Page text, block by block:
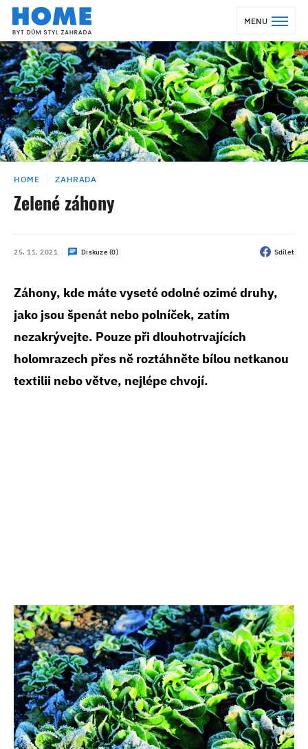
MENU
HOME ZAHRADA
Zelené záhony
25. 11. 2021 Diskuze (0) Sdílet
Záhony, kde máte vyseté odolné ozimé druhy,
jako jsou špenát nebo polníček, zatím
nezakrývejte. Pouze při dlouhotrvajících
holomrazech přes ně roztáhněte bílou netkanou
textilii nebo větve, nejlépe chvojí.